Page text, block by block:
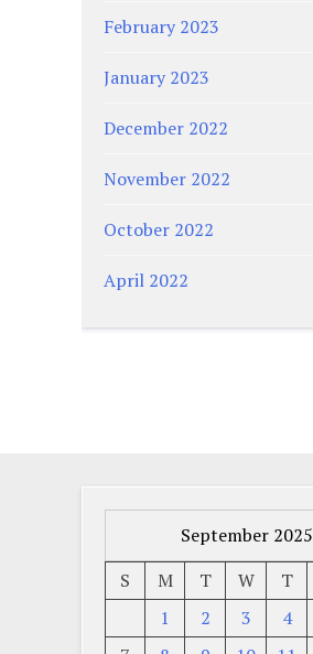
February 2023
January 2023
December 2022
November 2022
October 2022
April 2022
September 2025
S
M T W T
1
2 3 4